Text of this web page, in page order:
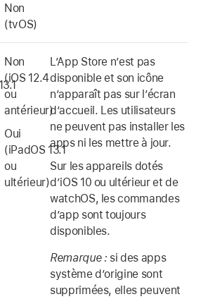
Non
(tvOS)
Non
(iOS 12.4
ou
antérieur)
Oui
(iPadOS 13.1
ou
ultérieur)
L’App Store n’est pas
disponible et son icône
n’apparaît pas sur l’écran
d’accueil. Les utilisateurs
ne peuvent pas installer les
apps ni les mettre à jour.
Sur les appareils dotés
d’iOS 10 ou ultérieur et de
watchOS, les commandes
d’app sont toujours
disponibles.
Remarque : si des apps
système d’origine sont
supprimées, elles peuvent